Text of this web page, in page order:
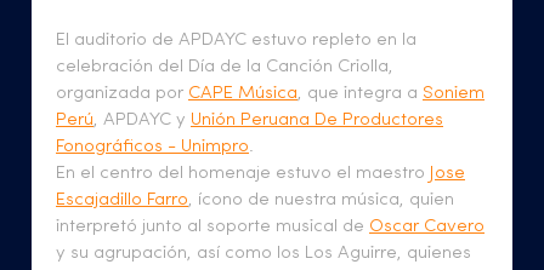
El auditorio de APDAYC estuvo repleto en la
celebración del Día de la Canción Criolla,
organizada por CAPE Música, que integra a Soniem
Perú, APDAYC y Unión Peruana De Productores
Fonográficos - Unimpro.
En el centro del homenaje estuvo el maestro
Jose
Escajadillo Farro, ícono de nuestra música, quien
interpretó junto al soporte musical de Oscar Cavero
y su agrupación, así como los Los Aguirre, quienes